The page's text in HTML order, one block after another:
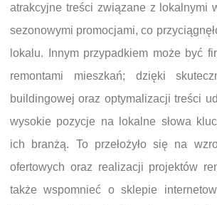
atrakcyjne treści związane z lokalnymi
sezonowymi promocjami, co
lokalu. Innym przypadkiem może być
remontami mieszkań; dzięki
buildingowej oraz optymalizacji treści
wysokie pozycje na lokalne słowa
ich branżą. To przełożyło się na
ofertowych oraz realizacji projektów
także wspomnieć o sklepie